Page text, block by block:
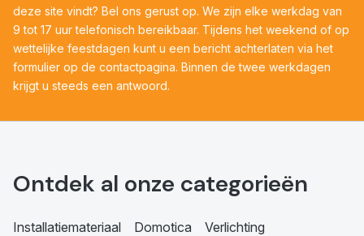
deze site vindt? Bel ons gerust op. We zijn elke werkdag van
9 tot 17 uur telefonisch bereikbaar. Tijdens het weekend of op
wettelijke feestdagen kunt u een bericht achterlaten via het
formulier op de contactpagina. Binnen de twee werkdagen
krijgt u steeds een antwoord.
Ontdek al onze categorieën
Installatiemateriaal Domotica Verlichting